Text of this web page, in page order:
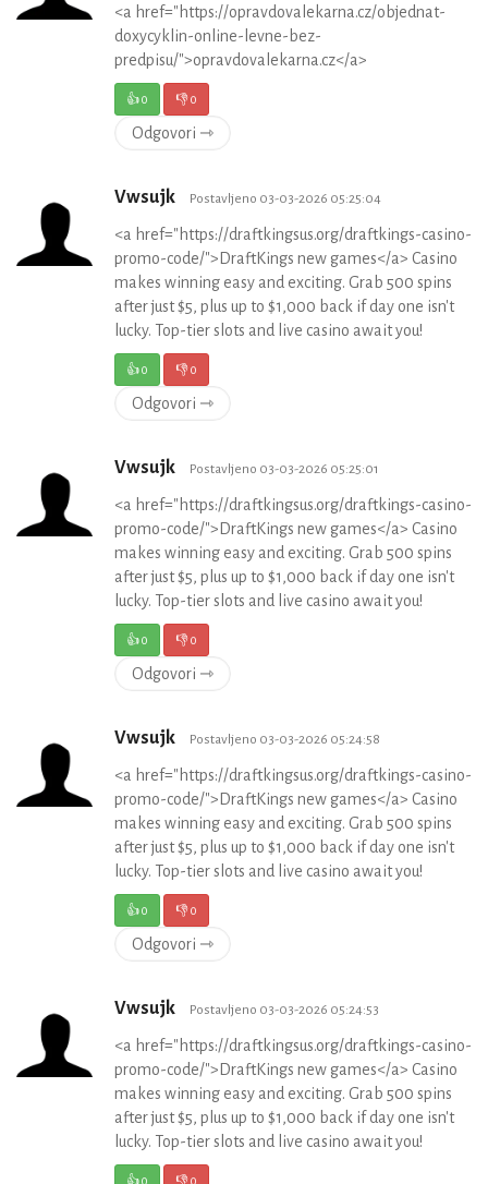
<a href="https://opravdovalekarna.cz/objednat-
doxycyklin-online-levne-bez-
predpisu/">opravdovalekarna.cz</a>
👍0 👎0
Odgovori ⇾
Vwsujk Postavljeno 03-03-2026 05:25:04
<a href="https://draftkingsus.org/draftkings-casino-
promo-code/">DraftKings new games</a> Casino
makes winning easy and exciting. Grab 500 spins
after just $5, plus up to $1,000 back if day one isn't
lucky. Top-tier slots and live casino await you!
👍0 👎0
Odgovori ⇾
Vwsujk Postavljeno 03-03-2026 05:25:01
<a href="https://draftkingsus.org/draftkings-casino-
promo-code/">DraftKings new games</a> Casino
makes winning easy and exciting. Grab 500 spins
after just $5, plus up to $1,000 back if day one isn't
lucky. Top-tier slots and live casino await you!
👍0 👎0
Odgovori ⇾
Vwsujk Postavljeno 03-03-2026 05:24:58
<a href="https://draftkingsus.org/draftkings-casino-
promo-code/">DraftKings new games</a> Casino
makes winning easy and exciting. Grab 500 spins
after just $5, plus up to $1,000 back if day one isn't
lucky. Top-tier slots and live casino await you!
👍0 👎0
Odgovori ⇾
Vwsujk Postavljeno 03-03-2026 05:24:53
<a href="https://draftkingsus.org/draftkings-casino-
promo-code/">DraftKings new games</a> Casino
makes winning easy and exciting. Grab 500 spins
after just $5, plus up to $1,000 back if day one isn't
lucky. Top-tier slots and live casino await you!
👍0 👎0